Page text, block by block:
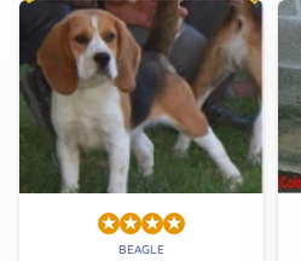
BEAGLE